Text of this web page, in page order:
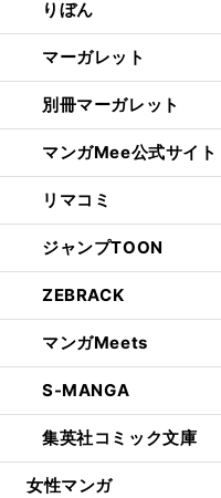
りぼん
マーガレット
別冊マーガレット
マンガMee公式サイト
リマコミ
ジャンプTOON
ZEBRACK
マンガMeets
S-MANGA
集英社コミック文庫
女性マンガ